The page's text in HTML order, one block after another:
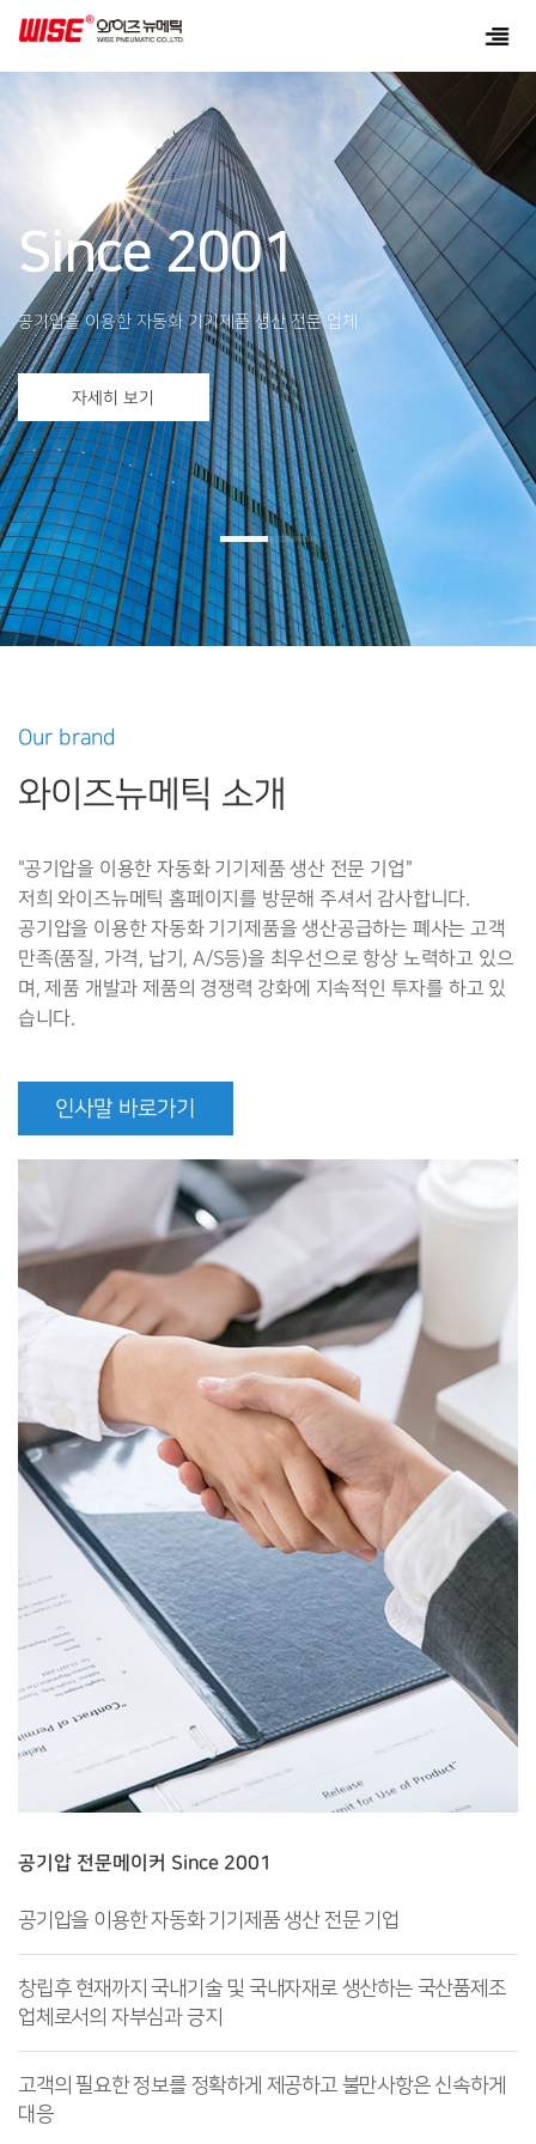
Since 2001
공기압을 이용한 자동화 기기제품 생산 전문 업체
자세히 보기
Our brand
와이즈뉴메틱 소개
"공기압을 이용한 자동화 기기제품 생산 전문 기업"
저희 와이즈뉴메틱 홈페이지를 방문해 주셔서 감사합니다.
공기압을 이용한 자동화 기기제품을 생산공급하는 폐사는 고객
만족(품질, 가격, 납기, A/S등)을 최우선으로 항상 노력하고 있으
며, 제품 개발과 제품의 경쟁력 강화에 지속적인 투자를 하고 있
습니다.
인사말 바로가기
공기압 전문메이커 Since 2001
공기압을 이용한 자동화 기기제품 생산 전문 기업
창립후 현재까지 국내기술 및 국내자재로 생산하는 국산품제조
업체로서의 자부심과 긍지
고객의 필요한 정보를 정확하게 제공하고 불만사항은 신속하게
대응